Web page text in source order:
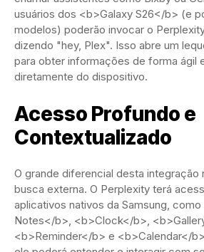
usuários dos <b>Galaxy S26</b> (e
modelos) poderão invocar o
dizendo "hey, Plex". Isso abre um
para obter informações de forma ágil
diretamente do dispositivo.
Acesso Profundo e
Contextualizado
O grande diferencial desta integração
busca externa. O Perplexity terá
aplicativos nativos da Samsung,
Notes</b>, <b>Clock</b>,
<b>Reminder</b> e <b>Calendar</